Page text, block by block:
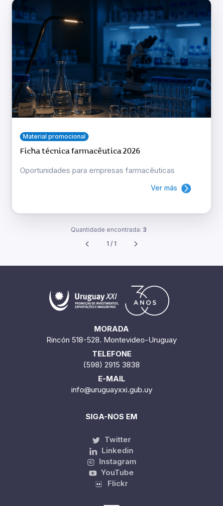
Material promocional
Ficha técnica farmacêutica 2026
Oportunidades para empresas farmacêuticas
Ver más
Quantidade encontrada: 3
1 / 1
MORADA
Rincón 518-528. Montevideo-Uruguay
TELEFONE
(598) 2915 3838
E-MAIL
info@uruguayxxi.gub.uy
SIGA-NOS EM
Twitter
Linkedin
Instagram
YouTube
Flickr